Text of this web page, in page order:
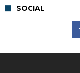
SOCIAL